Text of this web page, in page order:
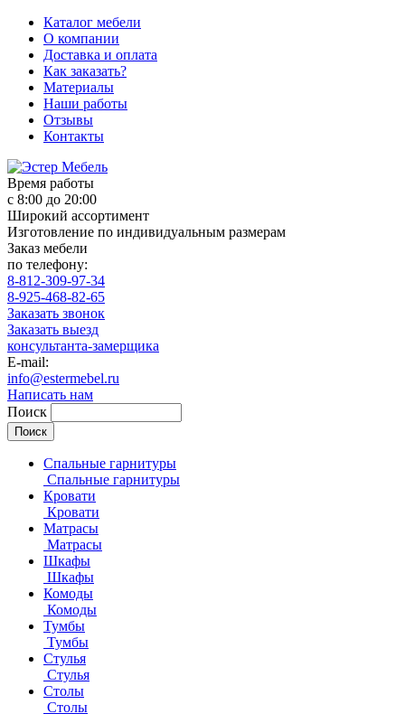
Каталог мебели
О компании
Доставка и оплата
Как заказать?
Материалы
Наши работы
Отзывы
Контакты
Время работы
с 8:00 до 20:00
Широкий ассортимент
Изготовление по индивидуальным размерам
Заказ мебели
по телефону:
8-812-309-97-34
8-925-468-82-65
Заказать звонок
Заказать выезд
консультанта-замерщика
E-mail:
info@estermebel.ru
Написать нам
Поиск
Спальные гарнитуры
Спальные гарнитуры
Кровати
Кровати
Матрасы
Матрасы
Шкафы
Шкафы
Комоды
Комоды
Тумбы
Тумбы
Стулья
Стулья
Столы
Столы